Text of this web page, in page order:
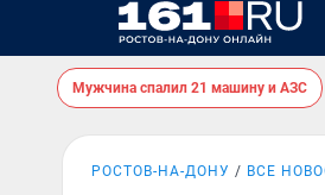
Мужчина спалил 21 машину и АЗС
РОСТОВ-НА-ДОНУ ВСЕ